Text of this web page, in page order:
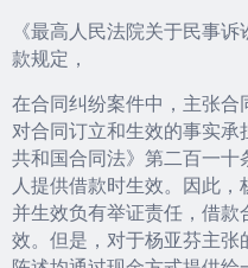
《最高人民法院关于民事
款规定，
在合同纠纷案件中，主张合
对合同订立和生效的事实
共和国合同法》第二百一
人提供借款时生效。因此
并生效负有举证责任，借
效。但是，对于杨亚芬主